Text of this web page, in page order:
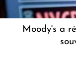
Moody's a